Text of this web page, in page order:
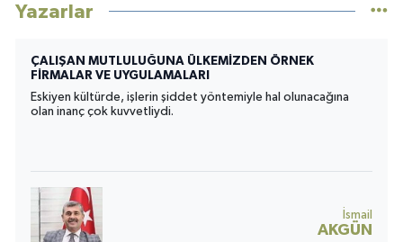
Yazarlar
Geçiş Döneminde Bireysel Atletik Performans
Antrenörü Gerekli mi? Yoksa Gereksiz Bir Lüks mü?
Futbol sezonu sona erdiğinde tribünler sessizleşir, antrenman
sahaları boşalır ve birçok kişi futbolcuların birkaç hafta
Teknik Direktör Hakan
Karatepe